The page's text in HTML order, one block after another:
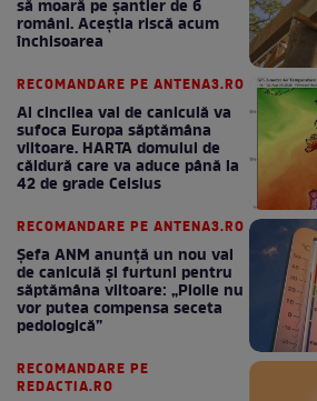
să moară pe şantier de 6
români. Aceștia riscă acum
închisoarea
RECOMANDARE PE ANTENA3.RO
Al cincilea val de caniculă va
sufoca Europa săptămâna
viitoare. HARTA domului de
căldură care va aduce până la
42 de grade Celsius
RECOMANDARE PE ANTENA3.RO
Șefa ANM anunță un nou val
de caniculă și furtuni pentru
săptămâna viitoare: „Ploile nu
vor putea compensa seceta
pedologică”
RECOMANDARE PE
REDACTIA.RO